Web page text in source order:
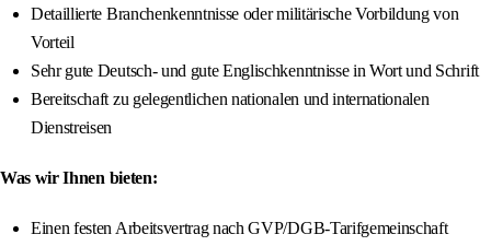
Detaillierte Branchenkenntnisse oder militärische Vorbildung von
Vorteil
Sehr gute Deutsch- und gute Englischkenntnisse in Wort und Schrift
Bereitschaft zu gelegentlichen nationalen und internationalen
Dienstreisen
Was wir Ihnen bieten:
Einen festen Arbeitsvertrag nach GVP/DGB-Tarifgemeinschaft